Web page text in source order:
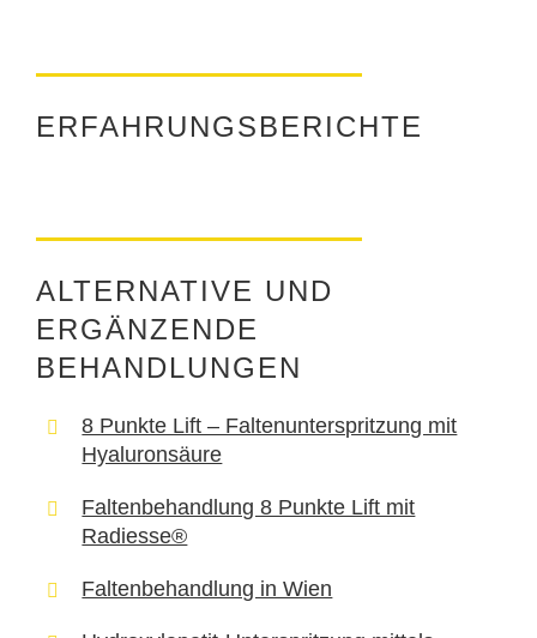
ERFAHRUNGSBERICHTE
ALTERNATIVE UND
ERGÄNZENDE
BEHANDLUNGEN
8 Punkte Lift – Faltenunterspritzung mit
Hyaluronsäure
Faltenbehandlung 8 Punkte Lift mit
Radiesse®
Faltenbehandlung in Wien